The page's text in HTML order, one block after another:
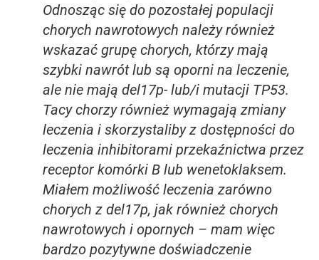
Odnosząc się do pozostałej populacji
chorych nawrotowych należy również
wskazać grupę chorych, którzy mają
szybki nawrót lub są oporni na leczenie,
ale nie mają del17p- lub/i mutacji TP53.
Tacy chorzy również wymagają zmiany
leczenia i skorzystaliby z dostępności do
leczenia inhibitorami przekaźnictwa przez
receptor komórki B lub wenetoklaksem.
Miałem możliwość leczenia zarówno
chorych z del17p, jak również chorych
nawrotowych i opornych – mam więc
bardzo pozytywne doświadczenie